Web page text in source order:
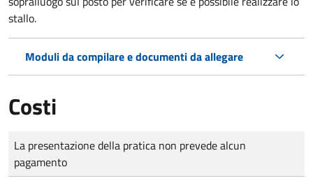
stallo.
Moduli da compilare e documenti da allegare
Costi
Tipo di pagamento
Importo
La presentazione della pratica non prevede alcun
pagamento